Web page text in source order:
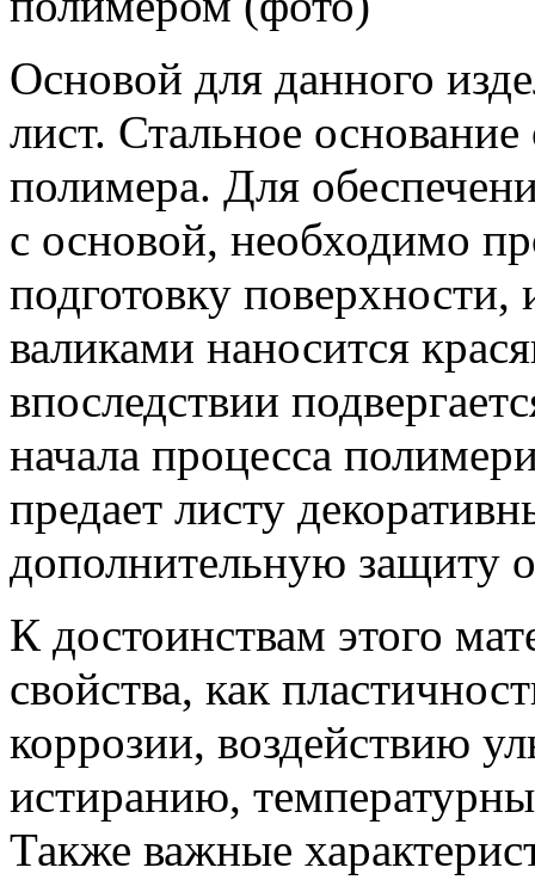
Основой для данного
лист. Стальное
полимера. Для
с основой, необходимо
подготовку поверхности,
валиками наносится
впоследствии
начала процесса
предает листу
дополнительную защиту
К достоинствам этого
свойства, как
коррозии, воздействию
истиранию,
Также важные